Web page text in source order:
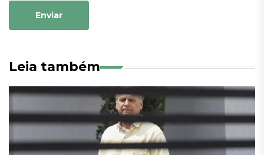
Enviar
Leia também